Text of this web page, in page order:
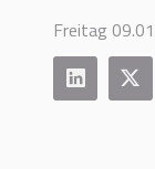
Freitag